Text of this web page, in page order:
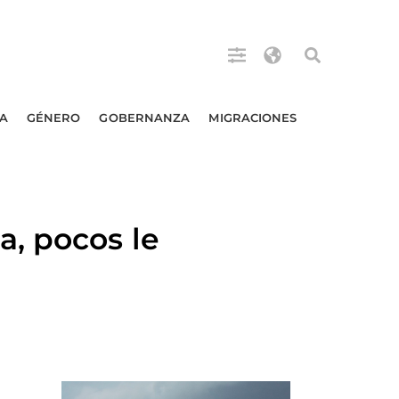
GÉNERO GOBERNANZA MIGRACIONES
pocos le